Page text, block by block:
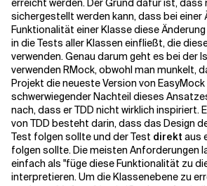
erreicht werden. Der Grund dafür ist, dass
sichergestellt werden kann, dass bei einer
Funktionalität einer Klasse diese
in die Tests aller Klassen einfließt, die
verwenden. Genau darum geht es bei der
verwenden RMock, obwohl man munkelt,
Projekt die neueste Version von EasyMock
schwerwiegender Nachteil dieses
nach, dass erTDD nicht wirklich inspiriert.
von TDD besteht darin, dass das Design
Test folgen sollte und der Test direkt aus
folgen sollte. Die meisten Anforderungen
einfach als "füge diese Funktionalität zu
interpretieren. Um die Klassenebene zu